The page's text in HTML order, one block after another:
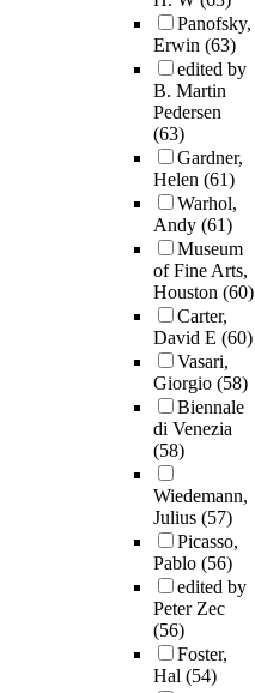
Panofsky,
Erwin (63)
edited by
B. Martin
Pedersen
(63)
Gardner,
Helen (61)
Warhol,
Andy (61)
Museum
of Fine Arts,
Houston (60)
Carter,
David E (60)
Vasari,
Giorgio (58)
Biennale
di Venezia
(58)
Wiedemann,
Julius (57)
Picasso,
Pablo (56)
edited by
Peter Zec
(56)
Foster,
Hal (54)